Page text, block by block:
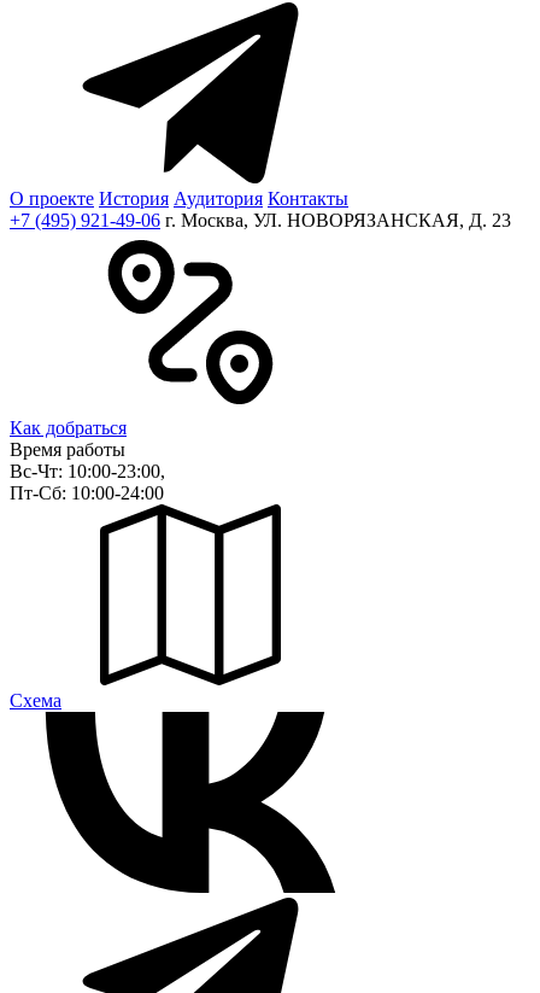
О проекте История Аудитория Контакты
+7 (495) 921-49-06 г. Москва, УЛ. НОВОРЯЗАНСКАЯ, Д. 23
Как добраться
Время работы
Вс-Чт: 10:00-23:00,
Пт-Сб: 10:00-24:00
Cхема